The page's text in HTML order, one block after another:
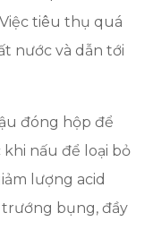
tiêu thụ quá
nước và dẫn tới
đóng hộp để
khi nấu để loại bỏ
lượng acid
trướng bụng, đầy